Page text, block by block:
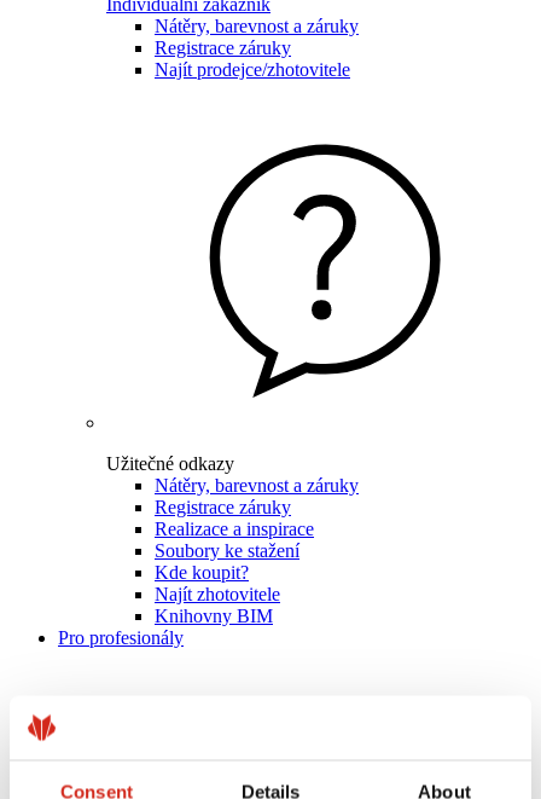
Consent Details About
Individuální zákazník
Nátěry, barevnost a záruky
Registrace záruky
Najít prodejce/zhotovitele
Užitečné odkazy
Nátěry, barevnost a záruky
Registrace záruky
Realizace a inspirace
Soubory ke stažení
Kde koupit?
Najít zhotovitele
Knihovny BIM
Pro profesionály